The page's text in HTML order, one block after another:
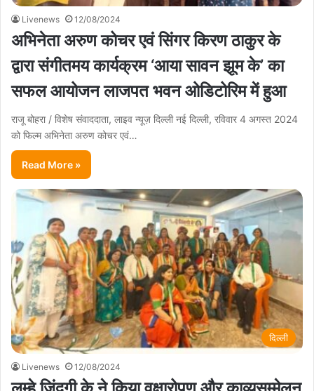
Livenews 12/08/2024
अभिनेता अरुण कोचर एवं सिंगर किरण ठाकुर के
द्वारा संगीतमय कार्यक्रम ‘आया सावन झूम के’ का
सफल आयोजन लाजपत भवन ओडिटोरिम में हुआ
राजू बोहरा / विशेष संवाददाता, लाइव न्यूज़ दिल्ली नई दिल्ली, रविवार 4 अगस्त 2024
को फिल्म अभिनेता अरुण कोचर एवं…
Read More »
दिल्ली
Livenews 12/08/2024